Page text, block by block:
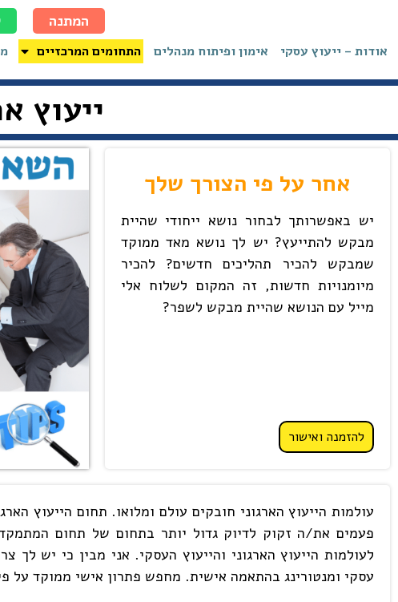
המתנה
אודות – ייעוץ עסקי אימון ופיתוח מנהלים התחומים המרכזיים
ייעוץ
אחר על פי הצורך שלך
יש באפשרותך לבחור נושא ייחודי שהיית
מבקש להתייעץ? יש לך נושא מאד ממוקד
שמבקש להכיר תהליכים חדשים? להכיר
מיומנויות חדשות, זה המקום לשלוח אלי
מייל עם הנושא שהיית מבקש לשפר?
להזמנה ואישור
עולמות הייעוץ הארגוני חובקים עולם ומלואו. תחום הייעוץ
פעמים את/ה זקוק לדיוק גדול יותר בתחום של תחום המתמקד
לעולמות הייעוץ הארגוני והייעוץ העסקי. אני מבין כי יש
עסקי ומנטורינג בהתאמה אישית. מחפש פתרון אישי ממוקד על